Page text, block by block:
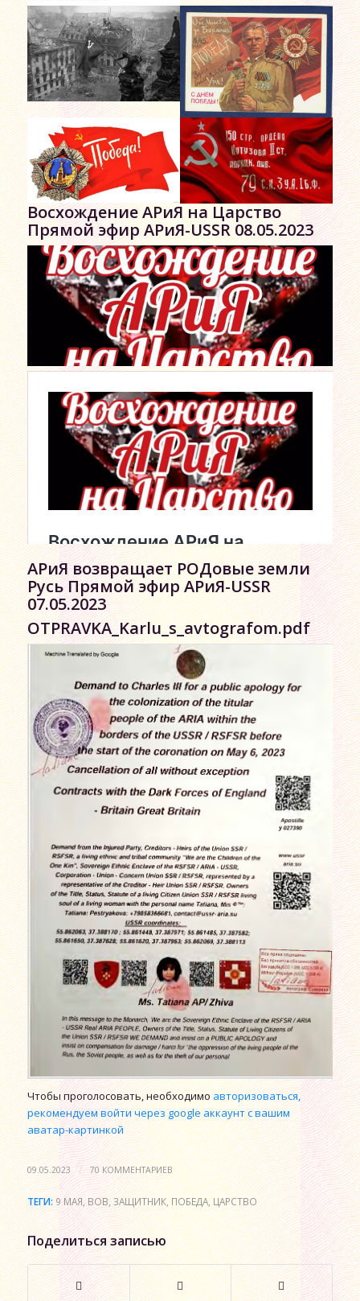
Восхождение АРиЯ на Царство
Прямой эфир АРиЯ-USSR 08.05.2023
АРиЯ возвращает РОДовые земли
Русь Прямой эфир АРиЯ-USSR
07.05.2023
OTPRAVKA_Karlu_s_avtografom.pdf
Чтобы проголосовать, необходимоавторизоваться,
рекомендуем войти через google аккаунт с вашим
аватар-картинкой
09.05.2023 / 70 КОММЕНТАРИЕВ
ТЕГИ:9 МАЯ,ВОВ,ЗАЩИТНИК,ПОБЕДА,ЦАРСТВО
Поделиться записью